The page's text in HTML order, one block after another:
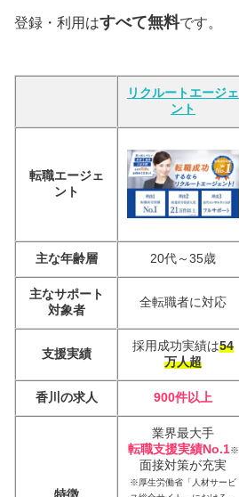
登録・利用はすべて無料です。
リクルートエージェ
ント
転職エージェ
ント
主な年齢層 20代～35歳
主なサポート
対象者
全転職者に対応
支援実績
採用成功実績は54
万人超
香川の求人 900件以上
業界最大手
転職支援実績No.1※
面接対策が充実
※厚生労働省「人材サービ